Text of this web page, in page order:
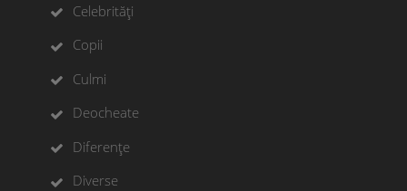
Celebrități
Copii
Culmi
Deocheate
Diferențe
Diverse